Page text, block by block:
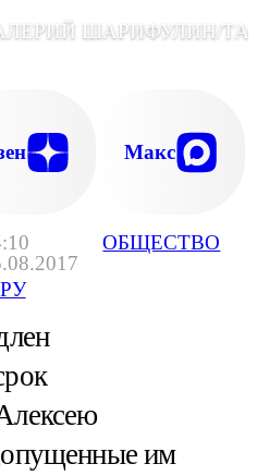
ОБЩЕСТВО
ШАРИФУЛИН/
Макс
им